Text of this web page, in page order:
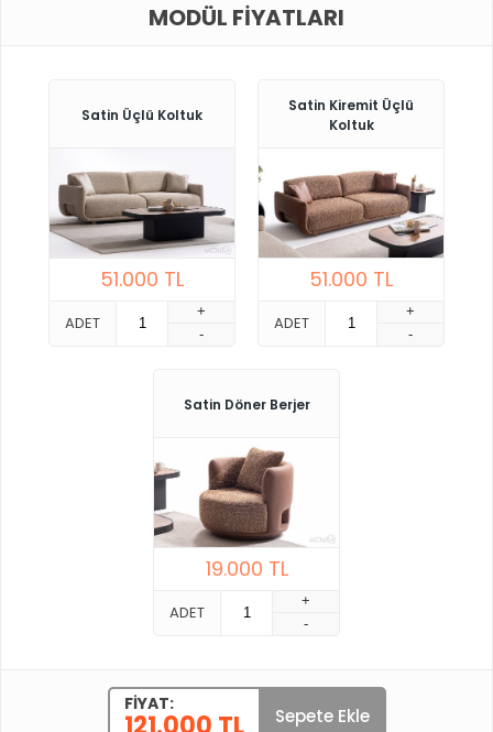
MODÜL FIYATLARI
Satin Üçlü Koltuk
51.000 TL
ADET
+
-
Satin Kiremit Üçlü
Koltuk
51.000 TL
ADET
+
-
Satin Döner Berjer
19.000 TL
ADET
+
-
FIYAT:
Sepete Ekle